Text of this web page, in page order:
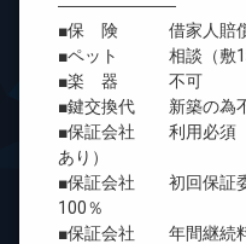
―――――――
■保 険 借家人賠償
■ペット 相談（敷1
■楽 器 不可
■鍵交換代 新築の為
■保証会社 利用必須
あり）
■保証会社 初回保証委
100％
■保証会社 年間継続